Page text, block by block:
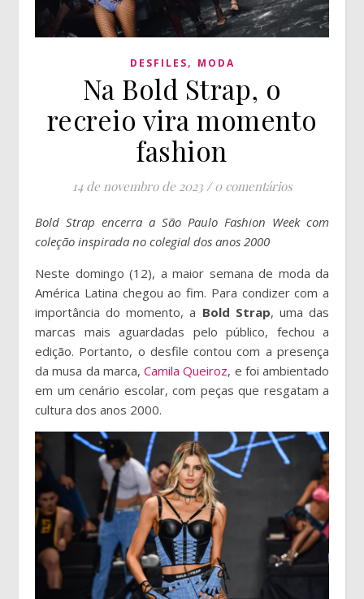
DESFILES, MODA
Na Bold Strap, o
recreio vira momento
fashion
14 de novembro de 2023 / 0 comentários
Bold Strap encerra a São Paulo Fashion Week com
coleção inspirada no colegial dos anos 2000
Neste domingo (12), a maior semana de moda da
América Latina chegou ao fim. Para condizer com a
importância do momento, a Bold Strap, uma das
marcas mais aguardadas pelo público, fechou a
edição. Portanto, o desfile contou com a presença
da musa da marca, Camila Queiroz, e foi ambientado
em um cenário escolar, com peças que resgatam a
cultura dos anos 2000.